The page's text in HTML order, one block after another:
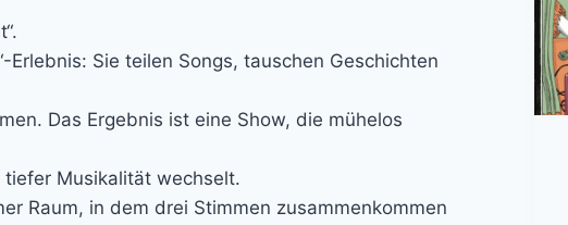
Sie teilen Songs, tauschen Geschichten
Das Ergebnis ist eine Show, die mühelos
Musikalität wechselt.
Raum, in dem drei Stimmen zusammenkommen